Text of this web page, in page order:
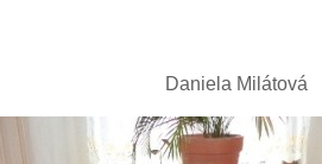
Daniela Milátová